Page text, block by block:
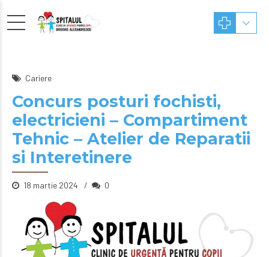
Cariere
Concurs posturi fochisti,
electricieni – Compartiment
Tehnic – Atelier de Reparatii
si Interetinere
18 martie 2024 0